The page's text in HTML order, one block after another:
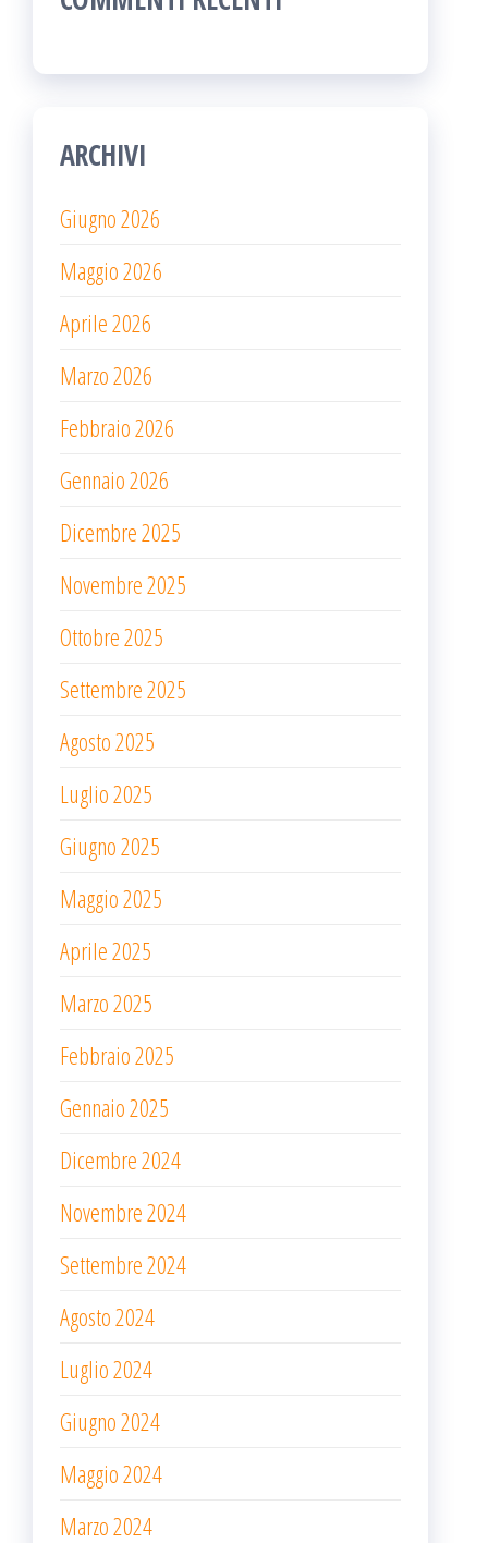
ARCHIVI
Giugno 2026
Maggio 2026
Aprile 2026
Marzo 2026
Febbraio 2026
Gennaio 2026
Dicembre 2025
Novembre 2025
Ottobre 2025
Settembre 2025
Agosto 2025
Luglio 2025
Giugno 2025
Maggio 2025
Aprile 2025
Marzo 2025
Febbraio 2025
Gennaio 2025
Dicembre 2024
Novembre 2024
Settembre 2024
Agosto 2024
Luglio 2024
Giugno 2024
Maggio 2024
Marzo 2024